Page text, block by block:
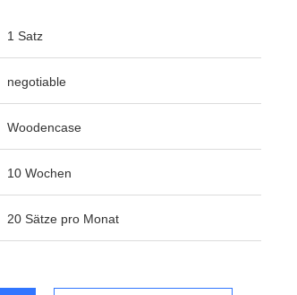
1 Satz
negotiable
Woodencase
10 Wochen
20 Sätze pro Monat